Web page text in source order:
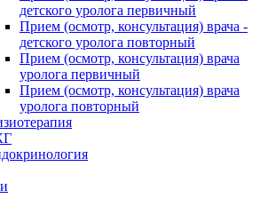
детского уролога первичный
Прием (осмотр, консультация) врача -
детского уролога повторный
Прием (осмотр, консультация) врача
уролога первичный
Прием (осмотр, консультация) врача
уролога повторный